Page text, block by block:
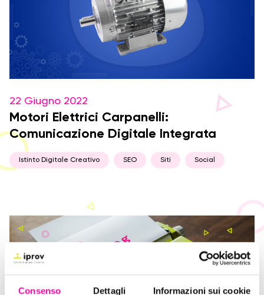
Consenso Dettagli Informazioni sui cookie
22 Giugno 2022
Motori Elettrici Carpanelli:
Comunicazione Digitale Integrata
Istinto Digitale Creativo SEO Siti Social